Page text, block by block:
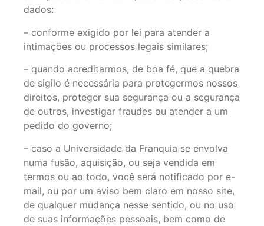
dados:
– conforme exigido por lei para atender a
intimações ou processos legais similares;
– quando acreditarmos, de boa fé, que a quebra
de sigilo é necessária para protegermos nossos
direitos, proteger sua segurança ou a segurança
de outros, investigar fraudes ou atender a um
pedido do governo;
– caso a Universidade da Franquia se envolva
numa fusão, aquisição, ou seja vendida em
termos ou ao todo, você será notificado por e-
mail, ou por um aviso bem claro em nosso site,
de qualquer mudança nesse sentido, ou no uso
de suas informações pessoais, bem como de